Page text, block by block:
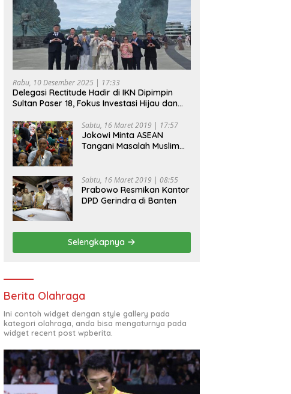
Rabu, 10 Desember 2025 | 17:33
Delegasi Rectitude Hadir di IKN Dipimpin
Sultan Paser 18, Fokus Investasi Hijau dan
Sabtu, 16 Maret 2019 | 17:57
Jokowi Minta ASEAN
Tangani Masalah Muslim
Sabtu, 16 Maret 2019 | 08:55
Prabowo Resmikan Kantor
DPD Gerindra di Banten
Selengkapnya
Berita Olahraga
Ini contoh widget dengan style gallery pada
kategori olahraga, anda bisa mengaturnya pada
widget recent post wpberita.